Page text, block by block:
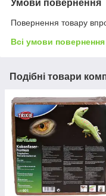
Умови повернення
Повернення товару
Всі умови повернення
Подібні товари